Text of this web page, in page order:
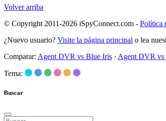
Volver arriba
© Copyright 2011-2026 iSpyConnect.com - Política
¿Nuevo usuario? Visite la página principal o lea
Comparar: Agent DVR vs Blue Iris · Agent DVR vs
Tema:
Buscar